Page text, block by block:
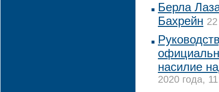
Берла
Бахрейн
насилие
2020 года,